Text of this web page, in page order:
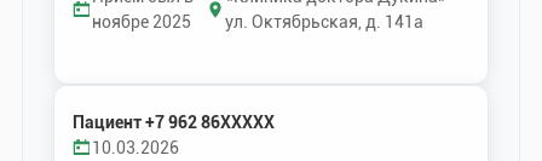
ноябре 2025
ул. Октябрьская, д. 141а
Пациент +7 962 86XXXXX
10.03.2026